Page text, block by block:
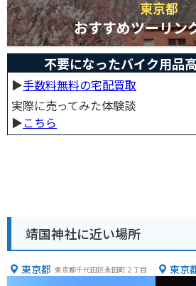
東京都
おすすめツーリン
不要になったバイク用品
▶︎手数料無料の宅配買取
実際に売ってみた体験談
▶︎こちら
靖国神社に近い場所
東京都 東京都千代田区永田町２丁目１
東京